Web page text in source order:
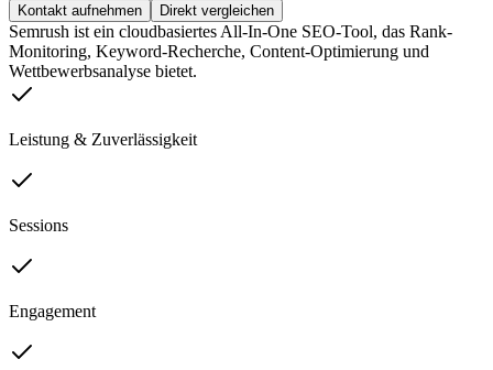
Kontakt aufnehmen Direkt vergleichen
Semrush ist ein cloudbasiertes All-In-One SEO-Tool, das Rank-
Monitoring, Keyword-Recherche, Content-Optimierung und
Wettbewerbsanalyse bietet.
Leistung & Zuverlässigkeit
Sessions
Engagement